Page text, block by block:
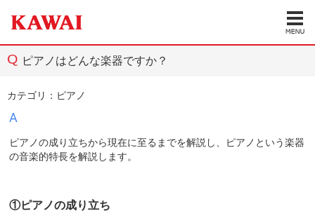
ピアノはどんな楽器ですか？
カテゴリ： ピアノ
A
ピアノの成り立ちから現在に至るまでを解説し、ピアノという楽器
の音楽的特長を解説します。
①ピアノの成り立ち